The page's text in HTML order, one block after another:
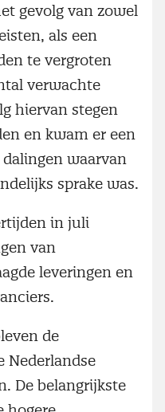
gevolg van zowel
als een
te vergroten
verwachte
hiervan stegen
en kwam er een
waarvan
sprake was.
in juli
van
leveringen en
de
Nederlandse
De belangrijkste